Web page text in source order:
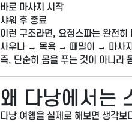
바로 마사지 시작
샤워 후 종료
이런 구조라면, 요정스파는 완전히
사우나 → 목욕 → 때밀이 → 마사
즉, 단순히 몸을 푸는 것이 아니라
왜 다낭에서는
다낭 여행을 실제로 해보면 생각보